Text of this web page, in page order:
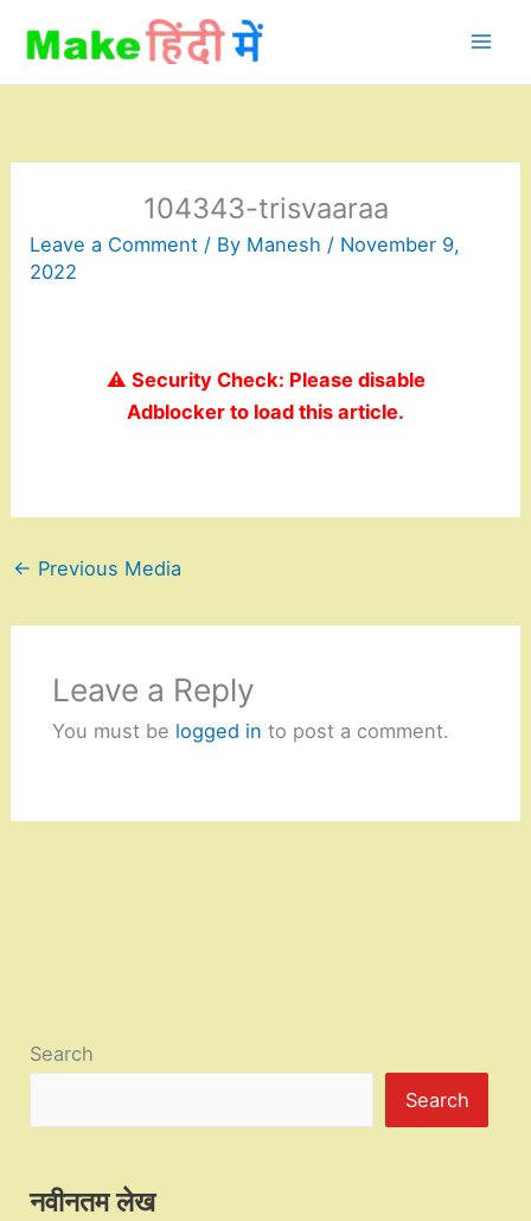
content
104343-trisvaaraa
Leave a Comment / By Manesh / November 9,
2022
⚠️ Security Check: Please disable
Adblocker to load this article.
← Previous Media
Leave a Reply
You must be logged in to post a comment.
Search
Search
नवीनतम लेख